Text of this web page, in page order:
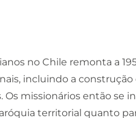
no Chile remonta a
incluindo a
Os missionários então
territorial quanto